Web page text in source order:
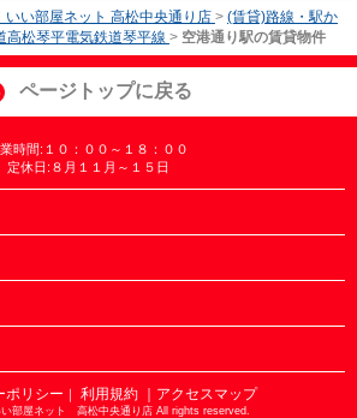
い部屋ネット 高松中央通り店 > (賃貸)路線・駅か
高松琴平電気鉄道琴平線 > 空港通り駅の賃貸物件
ページトップに戻る
時間:１０：００～１８：００
定休日:８月１１月～１５日
ポリシー ｜ 利用規約 ｜アクセスマップ
部屋ネット 高松中央通り店 All rights reserved.